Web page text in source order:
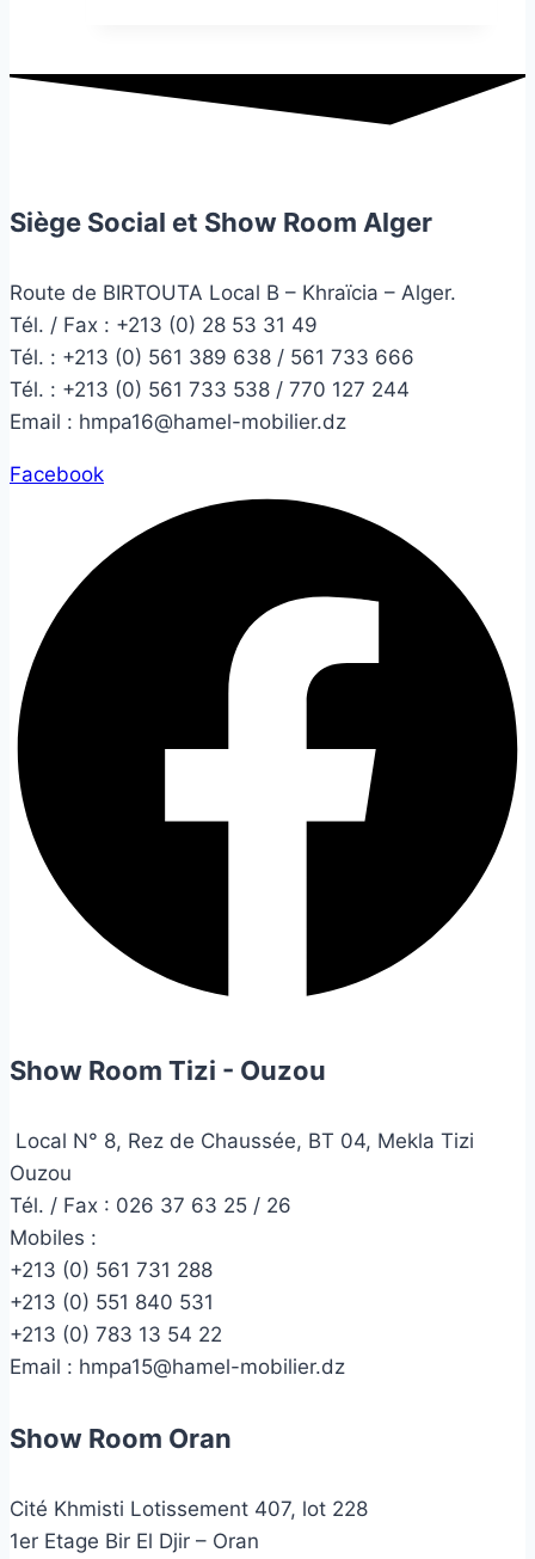
Siège Social et Show Room Alger
Route de BIRTOUTA Local B – Khraïcia – Alger.
Tél. / Fax : +213 (0) 28 53 31 49
Tél. : +213 (0) 561 389 638 / 561 733 666
Tél. : +213 (0) 561 733 538 / 770 127 244
Email : hmpa16@hamel-mobilier.dz
Facebook
Show Room Tizi - Ouzou
Local N° 8, Rez de Chaussée, BT 04, Mekla Tizi
Ouzou
Tél. / Fax : 026 37 63 25 / 26
Mobiles :
+213 (0) 561 731 288
+213 (0) 551 840 531
+213 (0) 783 13 54 22
Email : hmpa15@hamel-mobilier.dz
Show Room Oran
Cité Khmisti Lotissement 407, lot 228
1er Etage Bir El Djir – Oran